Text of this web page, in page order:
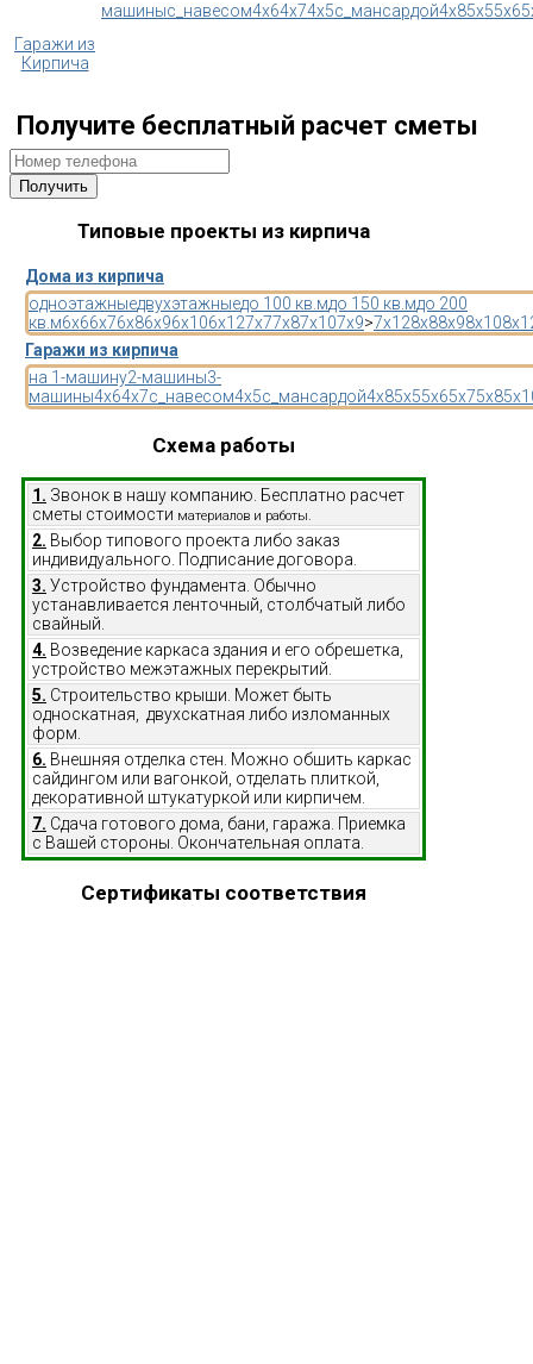
Гаражи из
Кирпича
машиныс_навесом4x64x74x5с_мансардой4x85x55x6
Получите бесплатный расчет сметы
Типовые проекты из кирпича
Дома из кирпича
одноэтажныедвухэтажныедо 100 кв.мдо 150 кв.мдо 200
кв.м6x66x76x86x96x106x127x77x87x107x9>7x128x88x98x10
Гаражи из кирпича
на 1-машину2-машины3-
машины4x64x7с_навесом4x5с_мансардой4x85x55x65x75x8
Схема работы
1. Звонок в нашу компанию. Бесплатно расчет
сметы стоимости материалов и работы.
2. Выбор типового проекта либо заказ
индивидуального. Подписание договора.
3. Устройство фундамента. Обычно
устанавливается ленточный, столбчатый либо
свайный.
4. Возведение каркаса здания и его обрешетка,
устройство межэтажных перекрытий.
5. Строительство крыши. Может быть
односкатная, двухскатная либо изломанных
форм.
6. Внешняя отделка стен. Можно обшить каркас
сайдингом или вагонкой, отделать плиткой,
декоративной штукатуркой или кирпичем.
7. Сдача готового дома, бани, гаража. Приемка
с Вашей стороны. Окончательная оплата.
Сертификаты соответствия